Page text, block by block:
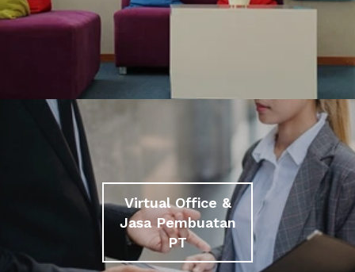
Virtual Office &
Jasa Pembuatan
PT